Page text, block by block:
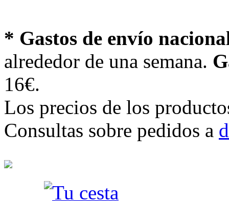
* Gastos de envío
alrededor de una semana.
16€.
Los precios de los
Consultas sobre pedidos a